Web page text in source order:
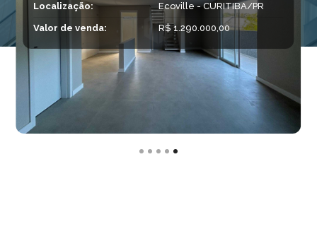
Localização: Ecoville - CURITIBA/PR
Valor de venda: R$ 1.290.000,00